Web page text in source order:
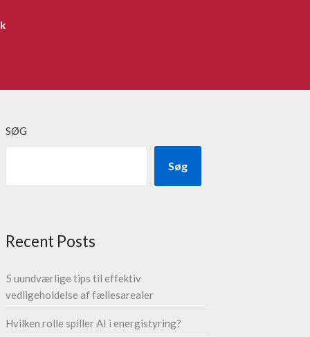
SØG
Søg
Recent Posts
5 uundværlige tips til effektiv
vedligeholdelse af fællesarealer
Hvilken rolle spiller AI i energistyring?